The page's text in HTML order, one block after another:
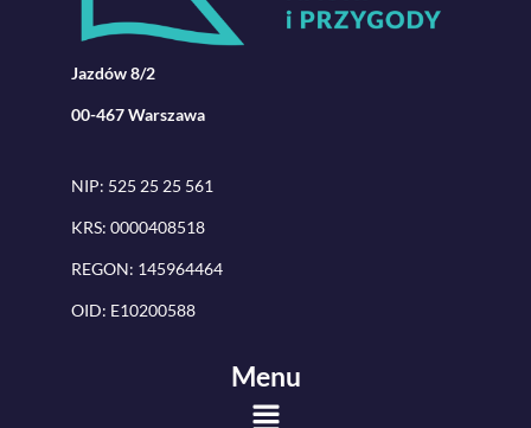
Jazdów 8/2
00-467 Warszawa
NIP: 525 25 25 561
KRS: 0000408518
REGON: 145964464
OID: E10200588
Menu
Menu